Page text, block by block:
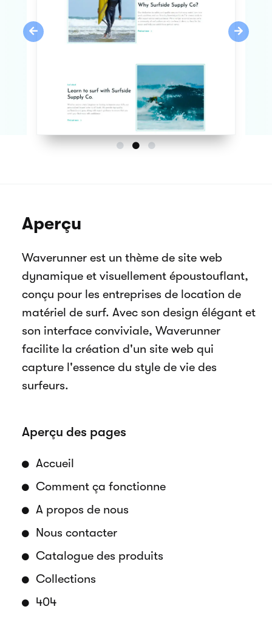
Previous Next
Aperçu
Waverunner est un thème de site web
dynamique et visuellement époustouflant,
conçu pour les entreprises de location de
matériel de surf. Avec son design élégant et
son interface conviviale, Waverunner
facilite la création d'un site web qui
capture l'essence du style de vie des
surfeurs.
Aperçu des pages
Accueil
Comment ça fonctionne
A propos de nous
Nous contacter
Catalogue des produits
Collections
404